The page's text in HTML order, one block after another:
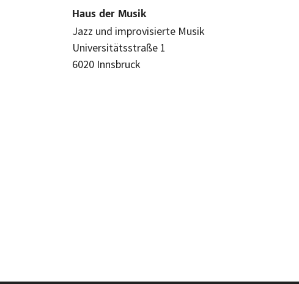
Haus der Musik
Jazz und improvisierte Musik
Universitätsstraße 1
6020 Innsbruck